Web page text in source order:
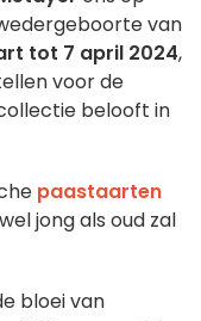
van
tot 7 april 2024,
voor de
belooft in
paastaarten
jong als oud zal
bloei van